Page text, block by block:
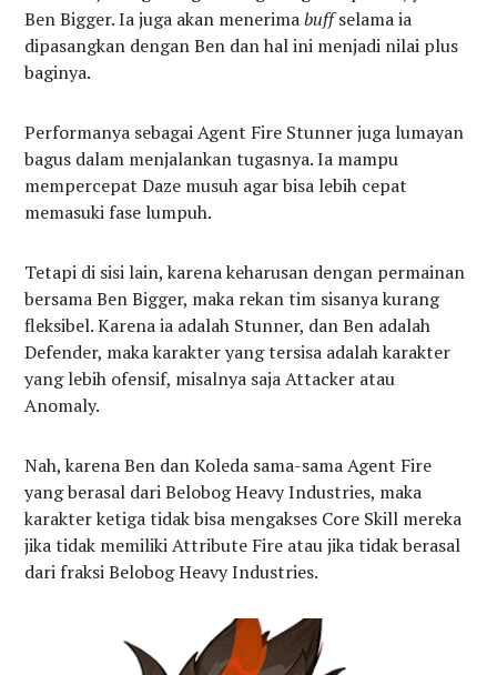
Ben Bigger. Ia juga akan menerimabuffselama ia
dipasangkan dengan Ben dan hal ini menjadi nilai plus
baginya.
Performanya sebagai Agent Fire Stunner juga lumayan
bagus dalam menjalankan tugasnya. Ia mampu
mempercepat Daze musuh agar bisa lebih cepat
memasuki fase lumpuh.
Tetapi di sisi lain, karena keharusan dengan permainan
bersama Ben Bigger, maka rekan tim sisanya kurang
fleksibel. Karena ia adalah Stunner, dan Ben adalah
Defender, maka karakter yang tersisa adalah karakter
yang lebih ofensif, misalnya saja Attacker atau
Anomaly.
Nah, karena Ben dan Koleda sama-sama Agent Fire
yang berasal dari Belobog Heavy Industries, maka
karakter ketiga tidak bisa mengakses Core Skill mereka
jika tidak memiliki Attribute Fire atau jika tidak berasal
dari fraksi Belobog Heavy Industries.